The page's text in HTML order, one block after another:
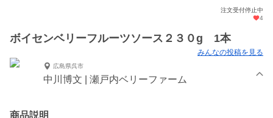
注文受付停止中
4
ボイセンベリーフルーツソース２３０g 1本
みんなの投稿を見る
広島県呉市
中川博文 | 瀬戸内ベリーファーム
商品説明